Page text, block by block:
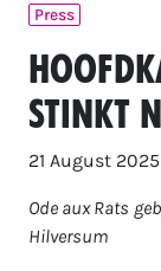
Press
stinkt
21 August 2025
Ode aux Rats
Hilversum